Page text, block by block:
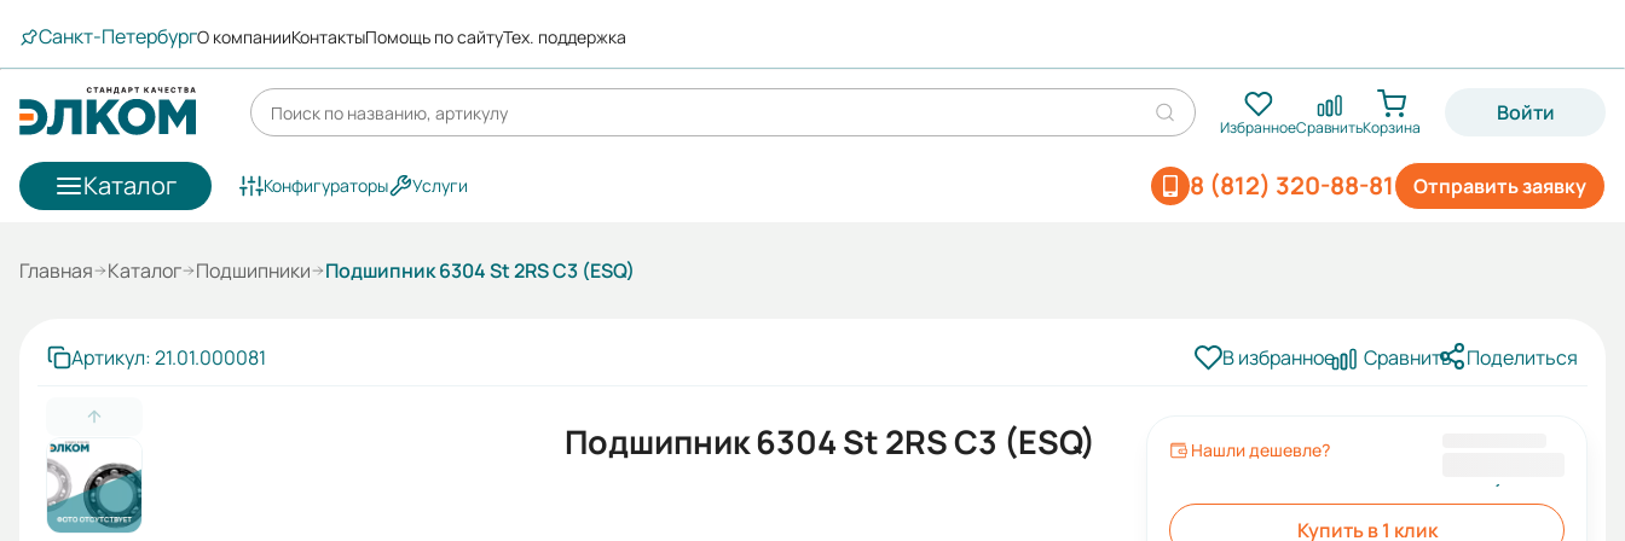
Санкт-ПетербургО компанииКонтактыПомощь по сайтуТех. поддержка
ИзбранноеСравнитьКорзина
Войти
Каталог Отправить заявку
8 (812) 320-88-81
Конфигураторы Услуги
Главная Каталог Подшипники Подшипник 6304 St 2RS C3 (ESQ)
Артикул: 21.01.000081 В избранное Сравнить Поделиться
Подшипник 6304 St 2RS C3 (ESQ) Нашли дешевле?
Купить в 1 клик